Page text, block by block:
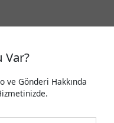
Var?
Gönderi Hakkında